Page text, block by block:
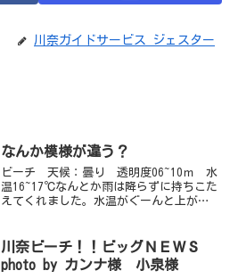
川奈ガイドサービス ジェスター
なんか模様が違う？
ビーチ 天候：曇り 透明度06~10ｍ 水
温16~17℃なんとか雨は降らずに持ちこた
えてくれました。水温がぐーんと上がっ
が気になって仕方ありません。ハナミド
リガイがめっ...
川奈ビーチ！！ビッグＮＥＷＳ
photo by カンナ様 小泉様